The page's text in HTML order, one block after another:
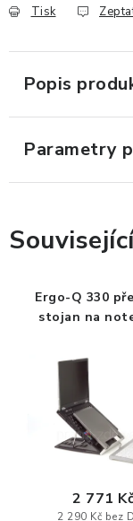
ERGONOMICKÉ
PODLOŽKY POD
PODLOŽKY POD
VÝSUVY A
DRŽÁKY LCD
STOJANY POD
ORGANIZACE
Tisk
Popis
Parametry
Ergo-Q 330
stojan na
2 290 Kč bez
2 771